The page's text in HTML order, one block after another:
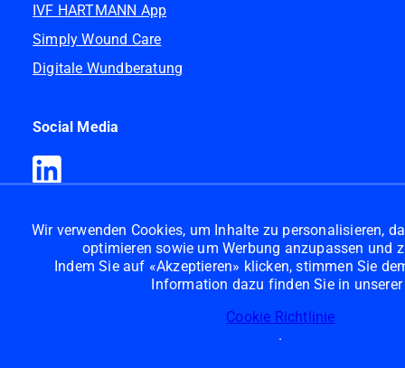
IVF HARTMANN App
Simply Wound Care
Digitale Wundberatung
Social Media
Wir verwenden Cookies, um Inhalte zu personalisieren,
optimieren sowie um Werbung anzupassen und
Indem Sie auf «Akzeptieren» klicken, stimmen Sie
Information dazu finden Sie in unserer
Cookie Richtlinie
.